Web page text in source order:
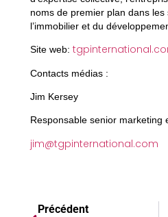
noms de premier plan dans les
l’immobilier et du
Site web:
Contacts médias :
Jim Kersey
Responsable senior marketing
jim@tgpinternational.com
Précédent